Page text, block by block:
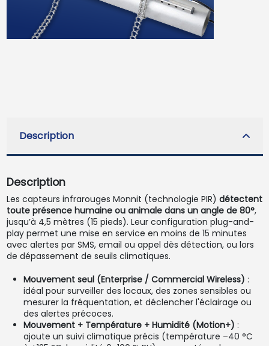
Description
Description
Les capteurs infrarouges Monnit (technologie PIR) détectent
toute présence humaine ou animale dans un angle de 80°,
jusqu’à 4,5 mètres (15 pieds). Leur configuration plug-and-
play permet une mise en service en moins de 15 minutes
avec alertes par SMS, email ou appel dès détection, ou lors
de dépassement de seuils climatiques.
Mouvement seul (Enterprise / Commercial Wireless) :
idéal pour surveiller des locaux, des zones sensibles ou
mesurer la fréquentation, et déclencher l'éclairage ou
des alertes précoces.
Mouvement + Température + Humidité (Motion+) :
ajoute un suivi climatique précis (température –40 °C